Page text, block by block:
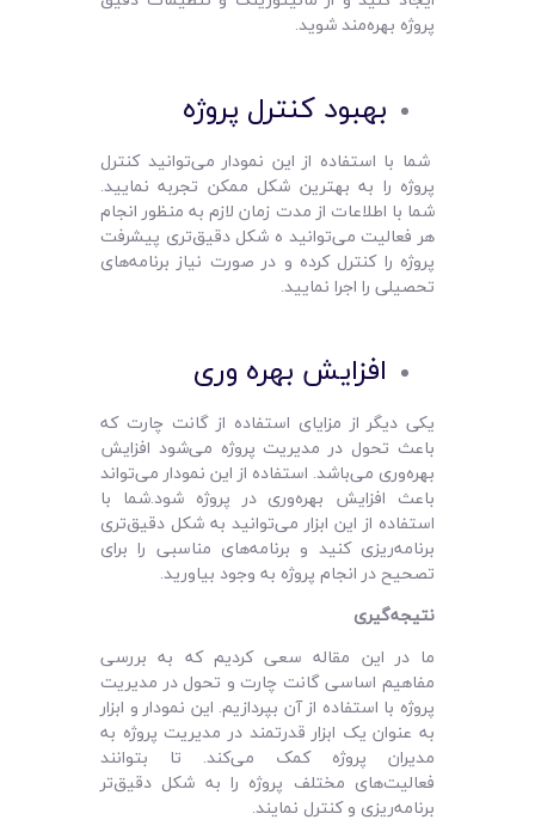
پروژه بهره‌مند شوید.
بهبود کنترل پروژه
شما با استفاده از این نمودار می‌توانید کنترل
پروژه را به بهترین شکل ممکن تجربه نمایید.
شما با اطلاعات از مدت زمان لازم به منظور انجام
هر فعالیت می‌توانید ه شکل دقیق‌تری پیشرفت
پروژه را کنترل کرده و در صورت نیاز برنامه‌های
تحصیلی را اجرا نمایید.
افزایش بهره وری
یکی دیگر از مزایای استفاده از گانت چارت که
باعث تحول در مدیریت پروژه می‌شود افزایش
بهره‌وری می‌باشد. استفاده از این نمودار می‌تواند
باعث افزایش بهره‌وری در پروژه شود.شما با
استفاده از این ابزار می‌توانید به شکل دقیق‌تری
برنامه‌ریزی کنید و برنامه‌های مناسبی را برای
تصحیح در انجام پروژه به وجود بیاورید.
نتیجه‌گیری
ما در این مقاله سعی کردیم که به بررسی
مفاهیم اساسی گانت چارت و تحول در مدیریت
پروژه با استفاده از آن بپردازیم. این نمودار و ابزار
به عنوان یک ابزار قدرتمند در مدیریت پروژه به
مدیران پروژه کمک می‌کند. تا بتوانند
فعالیت‌های مختلف پروژه را به شکل دقیق‌تر
برنامه‌ریزی و کنترل نمایند.